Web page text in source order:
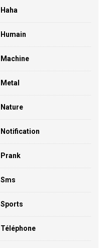
Haha
Humain
Machine
Metal
Nature
Notification
Prank
Sms
Sports
Téléphone